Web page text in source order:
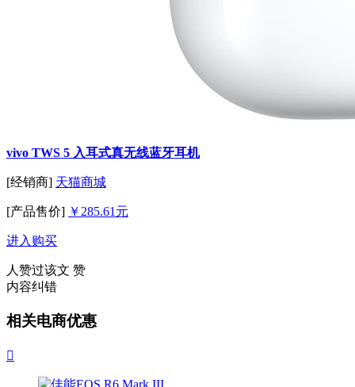
vivo TWS 5 入耳式真无线蓝牙耳机
[经销商] 天猫商城
[产品售价] ￥285.61元
进入购买
人赞过该文 赞
内容纠错
相关电商优惠
